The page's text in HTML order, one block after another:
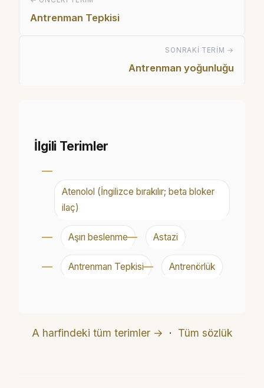
Antrenman Tepkisi
SONRAKI TERIM →
Antrenman yoğunluğu
İlgili Terimler
Atenolol (İngilizce bırakılır; beta bloker
ilaç)
Aşırı beslenme Astazi
Antrenman Tepkisi Antrenörlük
A harfindeki tüm terimler → · Tüm sözlük